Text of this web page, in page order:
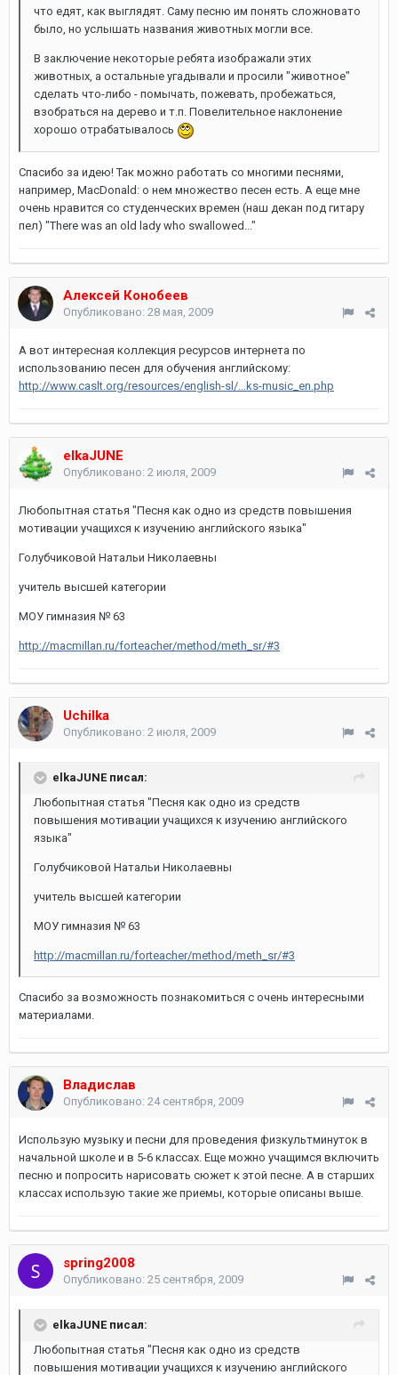
что едят, как выглядят. Саму песню им понять сложновато
было, но услышать названия животных могли все.
В заключение некоторые ребята изображали этих
животных, а остальные угадывали и просили "животное"
сделать что-либо - помычать, пожевать, пробежаться,
взобраться на дерево и т.п. Повелительное наклонение
хорошо отрабатывалось
Спасибо за идею! Так можно работать со многими песнями,
например, MacDonald: о нем множество песен есть. А еще мне
очень нравится со студенческих времен (наш декан под гитару
пел) "There was an old lady who swallowed..."
Алексей Конобеев
Опубликовано: 28 мая, 2009
А вот интересная коллекция ресурсов интернета по
использованию песен для обучения английскому:
http://www.caslt.org/resources/english-sl/...ks-music_en.php
elkaJUNE
Опубликовано: 2 июля, 2009
Любопытная статья "Песня как одно из средств повышения
мотивации учащихся к изучению английского языка"
Голубчиковой Натальи Николаевны
учитель высшей категории
МОУ гимназия № 63
http://macmillan.ru/forteacher/method/meth_sr/#3
Uchilka
Опубликовано: 2 июля, 2009
elkaJUNE писал:
Любопытная статья "Песня как одно из средств
повышения мотивации учащихся к изучению английского
языка"
Голубчиковой Натальи Николаевны
учитель высшей категории
МОУ гимназия № 63
http://macmillan.ru/forteacher/method/meth_sr/#3
Спасибо за возможность познакомиться с очень интересными
материалами.
Владислав
Опубликовано: 24 сентября, 2009
Использую музыку и песни для проведения физкультминуток в
начальной школе и в 5-6 классах. Еще можно учащимся включить
песню и попросить нарисовать сюжет к этой песне. А в старших
классах использую такие же приемы, которые описаны выше.
spring2008
Опубликовано: 25 сентября, 2009
elkaJUNE писал:
Любопытная статья "Песня как одно из средств
повышения мотивации учащихся к изучению английского